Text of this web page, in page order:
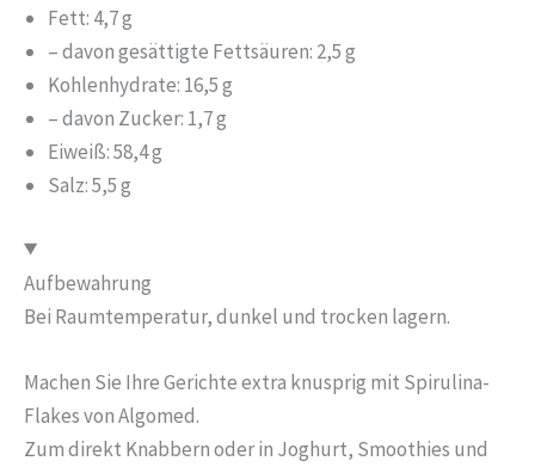
Fett: 4,7 g
– davon gesättigte Fettsäuren: 2,5 g
Kohlenhydrate: 16,5 g
– davon Zucker: 1,7 g
Eiweiß: 58,4 g
Salz: 5,5 g
Aufbewahrung
Bei Raumtemperatur, dunkel und trocken lagern.
Machen Sie Ihre Gerichte extra knusprig mit Spirulina-
Flakes von Algomed.
Zum direkt Knabbern oder in Joghurt, Smoothies und